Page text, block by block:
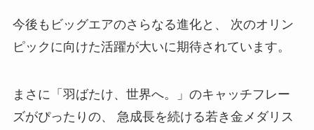
今後もビッグエアのさらなる進化と、 次のオリン
ピックに向けた活躍が大いに期待されています。
まさに「羽ばたけ、世界へ。」のキャッチフレー
ズがぴったりの、 急成長を続ける若き金メダリス